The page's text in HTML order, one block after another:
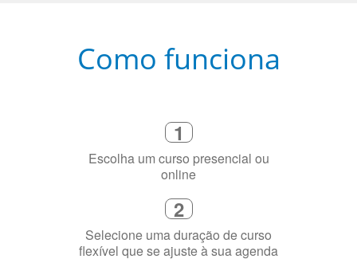
Como funciona
1
Escolha um curso presencial ou
online
2
Selecione uma duração de curso
flexível que se ajuste à sua agenda